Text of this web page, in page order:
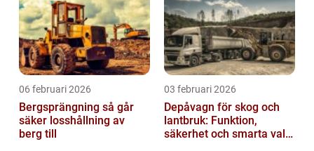
06 februari 2026
Bergsprängning så går
säker losshållning av
berg till
03 februari 2026
Depåvagn för skog och
lantbruk: Funktion,
säkerhet och smarta val